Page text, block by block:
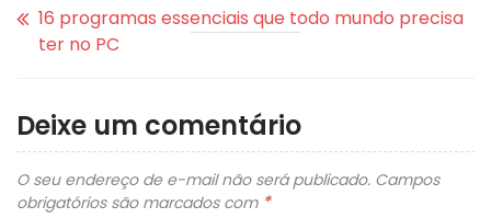
16 programas essenciais que todo mundo precisa
ter no PC
Deixe um comentário
O seu endereço de e-mail não será publicado. Campos
obrigatórios são marcados com *